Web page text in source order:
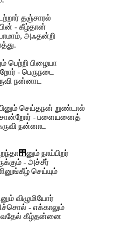
தஞ்சாரல்
- கீழ்தான்
அஃதன்றி
பெற்றி பிழையா
- பெருநடை
நன்னாட
செய்தநன் றுண்டால்
- பளையனைத்
நன்னாட
நாய்பிறர்
- அச்சீர்
செய்யும்
விழுமியோர்
- எக்காலும்
கீழ்தன்னை